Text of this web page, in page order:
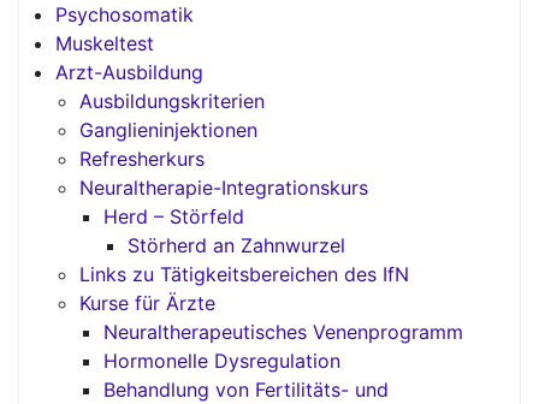
Psychosomatik
Muskeltest
Arzt-Ausbildung
Ausbildungskriterien
Ganglieninjektionen
Refresherkurs
Neuraltherapie-Integrationskurs
Herd – Störfeld
Störherd an Zahnwurzel
Links zu Tätigkeitsbereichen des IfN
Kurse für Ärzte
Neuraltherapeutisches Venenprogramm
Hormonelle Dysregulation
Behandlung von Fertilitäts- und